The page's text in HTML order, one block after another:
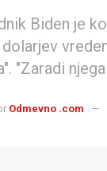
Biden je
"Zaradi
Odmevno .com